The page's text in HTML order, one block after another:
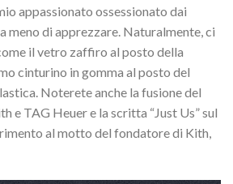
appassionato ossessionato dai
meno di apprezzare. Naturalmente, ci
il vetro zaffiro al posto della
cinturino in gomma al posto del
Noterete anche la fusione del
e TAG Heuer e la scritta “Just Us” sul
al motto del fondatore di Kith,